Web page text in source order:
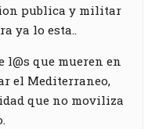
publica y militar
ya lo esta..
l@s que mueren en
el Mediterraneo,
que no moviliza